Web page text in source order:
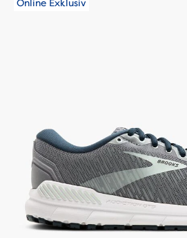
Online Exklusiv